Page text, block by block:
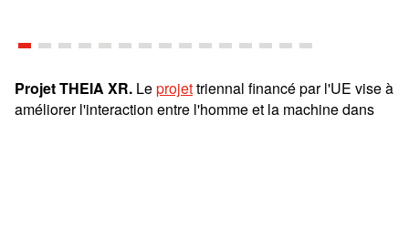
Projet THEIA XR. Leprojettriennal financé par l'UE vise à
améliorer l'interaction entre l'homme et la machine dans